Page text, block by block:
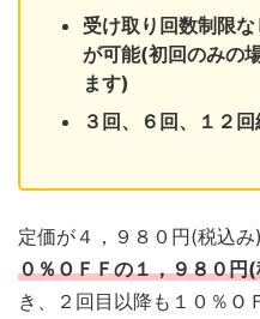
受け取り回数制限
が可能(初回のみの
ます)
３回、６回、１２
定価が４，９８０円(税込み)
０％ＯＦＦの１，９８０円
き、２回目以降も１０％Ｏ